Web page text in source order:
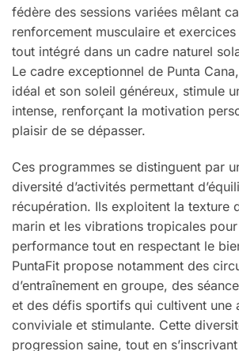
fédère des sessions variées mêlant
renforcement musculaire et
tout intégré dans un cadre naturel
Le cadre exceptionnel de Punta
idéal et son soleil généreux, stimule
intense, renforçant la motivation
plaisir de se dépasser.
Ces programmes se distinguent par
diversité d’activités permettant
récupération. Ils exploitent la texture
marin et les vibrations tropicales
performance tout en respectant le
PuntaFit propose notamment des
d’entraînement en groupe, des
et des défis sportifs qui cultivent une
conviviale et stimulante. Cette
progression saine, tout en